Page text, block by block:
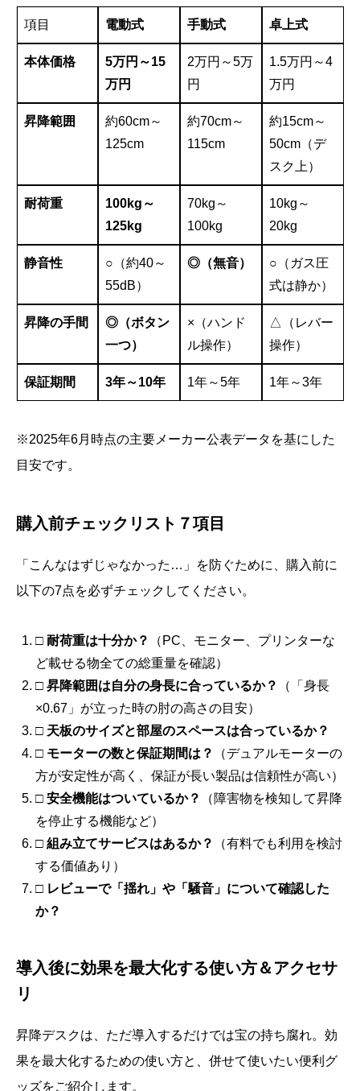
項目 電動式 手動式 卓上式
本体価格
5万円～15
万円
2万円～5万
円
1.5万円～4
万円
昇降範囲
約60cm～
125cm
約70cm～
115cm
約15cm～
50cm（デ
スク上）
耐荷重
100kg～
125kg
70kg～
100kg
10kg～
20kg
静音性
○（約40～
55dB）
◎（無音）
○（ガス圧
式は静か）
昇降の手間
◎（ボタン
一つ）
×（ハンド
ル操作）
△（レバー
操作）
保証期間 3年～10年 1年～5年 1年～3年
※2025年6月時点の主要メーカー公表データを基にした
目安です。
購入前チェックリスト７項目
「こんなはずじゃなかった…」を防ぐために、購入前に
以下の7点を必ずチェックしてください。
□ 耐荷重は十分か？
（PC、モニター、プリンターな
ど載せる物全ての総重量を確認）
□ 昇降範囲は自分の身長に合っているか？
（「身長
×0.67」が立った時の肘の高さの目安）
□ 天板のサイズと部屋のスペースは合っているか？
□ モーターの数と保証期間は？
（デュアルモーターの
方が安定性が高く、保証が長い製品は信頼性が高い）
□ 安全機能はついているか？
（障害物を検知して昇降
を停止する機能など）
□ 組み立てサービスはあるか？
（有料でも利用を検討
する価値あり）
□ レビューで「揺れ」や「騒音」について確認した
か？
導入後に効果を最大化する使い方＆アクセサ
リ
昇降デスクは、ただ導入するだけでは宝の持ち腐れ。効
果を最大化するための使い方と、併せて使いたい便利グ
ッズをご紹介します。